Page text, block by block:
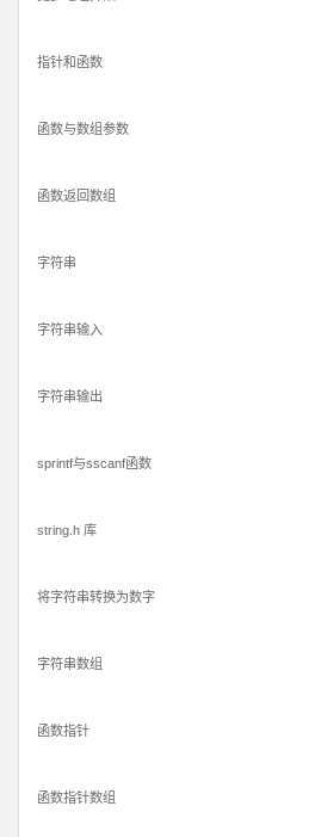
指针和函数
函数与数组参数
函数返回数组
字符串
字符串输入
字符串输出
sprintf与sscanf函数
string.h 库
将字符串转换为数字
字符串数组
函数指针
函数指针数组